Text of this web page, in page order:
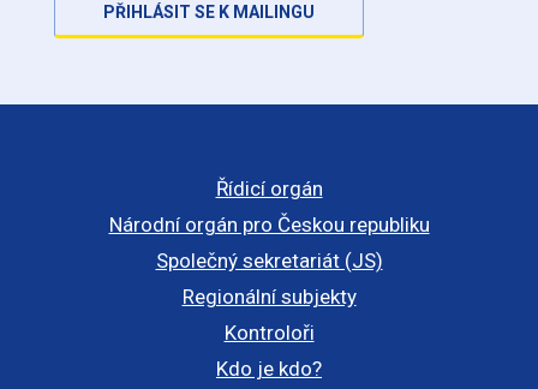
PŘIHLÁSIT SE K MAILINGU
Řídicí orgán
Národní orgán pro Českou republiku
Společný sekretariát (JS)
Regionální subjekty
Kontroloři
Kdo je kdo?